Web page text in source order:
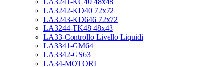
LA3241-KC40 48x48
LA3242-KD40 72x72
LA3243-KD646 72x72
LA3244-TK48 48x48
LA33-Controllo Livello Liquidi
LA3341-GM64
LA3342-GS63
LA34-MOTORI